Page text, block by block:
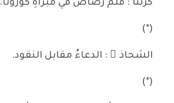
كرتُنا : قلمٌ رصاصٌ في مبراةِ كورونا.
(*)
الشحاذ ُ : الدعاءُ مقابل النقود.
(*)